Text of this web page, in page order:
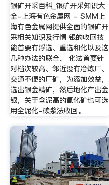
银矿开采百科_银矿开采知识大
全-上海有色金属网 - SMM上
海有色金属网提供全面的银矿开
采相关知识及行情 银的收回技
能首要有浮选、重选和化以及这
几种办法的联合。 化法首要针
对档次较高、邻近没有冶炼厂、
交通不便的厂矿，为添加效益，
选出银金精矿，然后地化产出金
银，关于含泥高的氧化矿也可选
用全泥化-碳浆法收回。